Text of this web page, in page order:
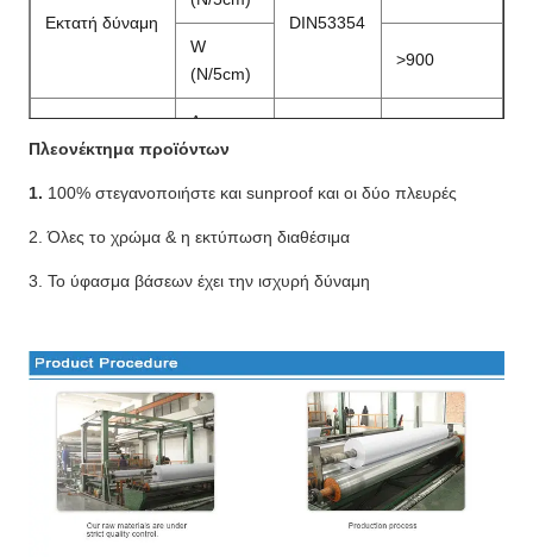
Εκτατή δύναμη
DIN53354
W
(N/5cm)
>900
Λυσσασμένη
δύναμη
Λ
(N/5cm)
W
Δύναμη
N/5cm DIN53357
θερμοκρασίας
Πλάτος Μ 1.02~3,20
Πιστοποίηση
FR
B1, ΤΕΤΡ.ΜΈΤΡΟ, DIN75200,
NFPA701
Βρέξιμο της
Πλεονέκτημα προϊόντων
1. 100% στεγανοποιήστε και sunproof και οι δύο πλευρές
2. Όλες το χρώμα & η εκτύπωση διαθέσιμα
3. Το ύφασμα βάσεων έχει την ισχυρή δύναμη